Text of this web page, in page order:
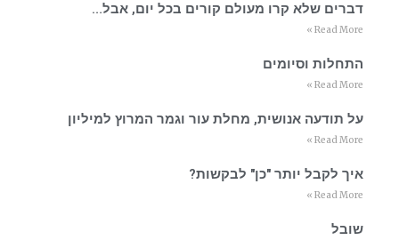
דברים שלא קרו מעולם קורים בכל יום, אבל…
Read More »
התחלות וסיומים
Read More »
על תודעה אנושית, מחלת עור וגמר המרוץ למיליון
Read More »
איך לקבל יותר "כן" לבקשות?
Read More »
שובל